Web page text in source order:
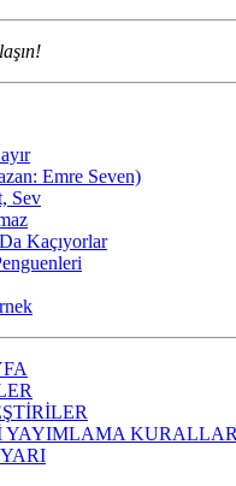
Emre Seven)
Sev
Kaçıyorlar
YAYIMLAMA